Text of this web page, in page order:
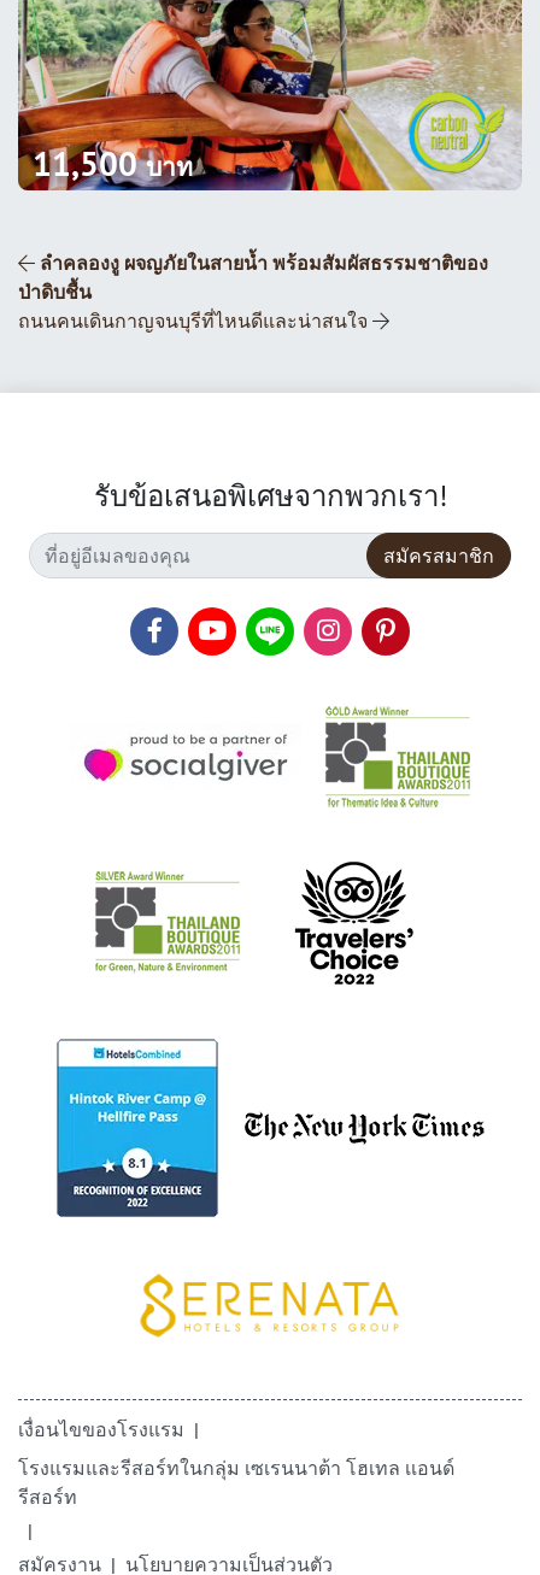
11,500บาท
ส่วนนำทางโพสต์
ลำคลองงู ผจญภัยในสายน้ำ พร้อมสัมผัสธรรมชาติของ
ป่าดิบชื้น
ถนนคนเดินกาญจนบุรีที่ไหนดีและน่าสนใจ
รับข้อเสนอพิเศษจากพวกเรา!
สมัครสมาชิก
เงื่อนไขของโรงแรม
โรงแรมและรีสอร์ทในกลุ่ม เซเรนนาต้า โฮเทล เเอนด์
รีสอร์ท
สมัครงาน นโยบายความเป็นส่วนตัว